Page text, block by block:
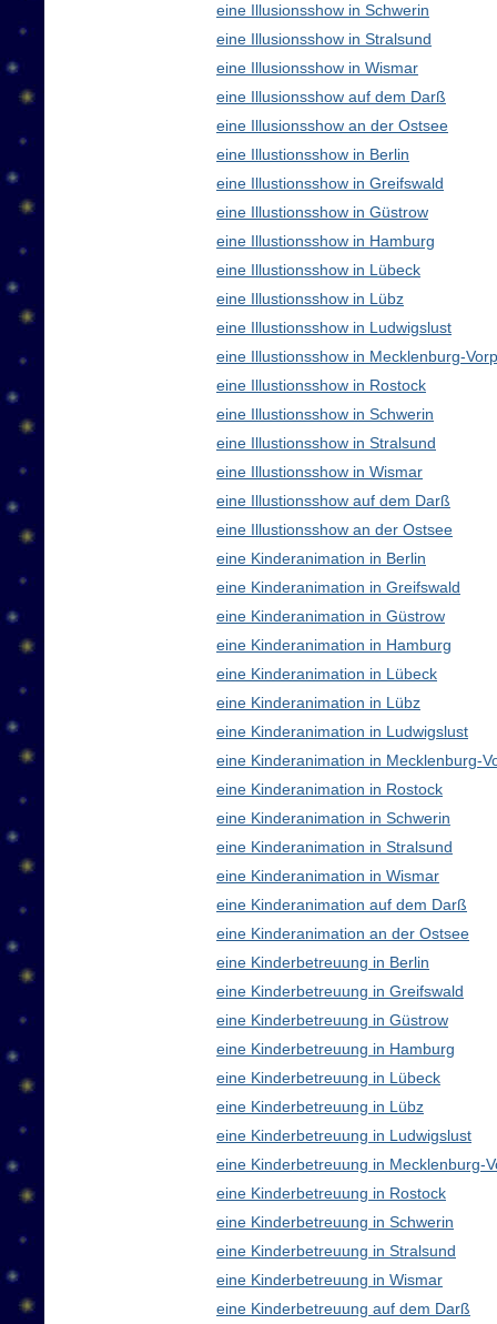
eine Illusionsshow in Schwerin
eine Illusionsshow in Stralsund
eine Illusionsshow in Wismar
eine Illusionsshow auf dem Darß
eine Illusionsshow an der Ostsee
eine Illustionsshow in Berlin
eine Illustionsshow in Greifswald
eine Illustionsshow in Güstrow
eine Illustionsshow in Hamburg
eine Illustionsshow in Lübeck
eine Illustionsshow in Lübz
eine Illustionsshow in Ludwigslust
eine Illustionsshow in Mecklenburg-
eine Illustionsshow in Rostock
eine Illustionsshow in Schwerin
eine Illustionsshow in Stralsund
eine Illustionsshow in Wismar
eine Illustionsshow auf dem Darß
eine Illustionsshow an der Ostsee
eine Kinderanimation in Berlin
eine Kinderanimation in Greifswald
eine Kinderanimation in Güstrow
eine Kinderanimation in Hamburg
eine Kinderanimation in Lübeck
eine Kinderanimation in Lübz
eine Kinderanimation in Ludwigslust
eine Kinderanimation in Mecklenburg-
eine Kinderanimation in Rostock
eine Kinderanimation in Schwerin
eine Kinderanimation in Stralsund
eine Kinderanimation in Wismar
eine Kinderanimation auf dem Darß
eine Kinderanimation an der Ostsee
eine Kinderbetreuung in Berlin
eine Kinderbetreuung in Greifswald
eine Kinderbetreuung in Güstrow
eine Kinderbetreuung in Hamburg
eine Kinderbetreuung in Lübeck
eine Kinderbetreuung in Lübz
eine Kinderbetreuung in Ludwigslust
eine Kinderbetreuung in Mecklenburg-
eine Kinderbetreuung in Rostock
eine Kinderbetreuung in Schwerin
eine Kinderbetreuung in Stralsund
eine Kinderbetreuung in Wismar
eine Kinderbetreuung auf dem Darß